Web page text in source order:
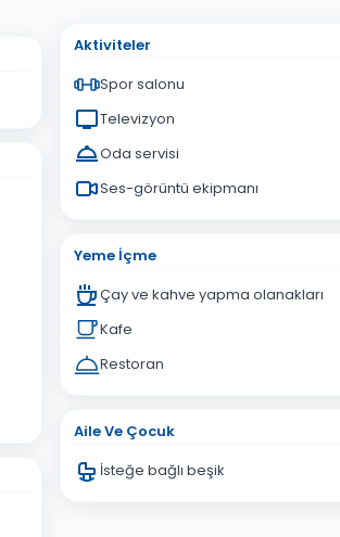
Aktiviteler
Spor salonu
Televizyon
Oda servisi
Ses-görüntü ekipmanı
Yeme İçme
Çay ve kahve yapma olanakları
Kafe
Restoran
Aile Ve Çocuk
İsteğe bağlı beşik